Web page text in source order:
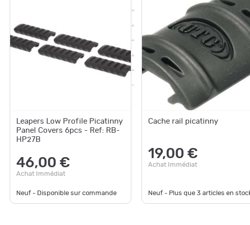
Leapers Low Profile Picatinny
Panel Covers 6pcs - Ref: RB-
HP27B
46,00 €
Achat Immédiat
Neuf - Disponible sur commande
Cache rail picatinny
19,00 €
Achat Immédiat
Neuf - Plus que 3 articles en